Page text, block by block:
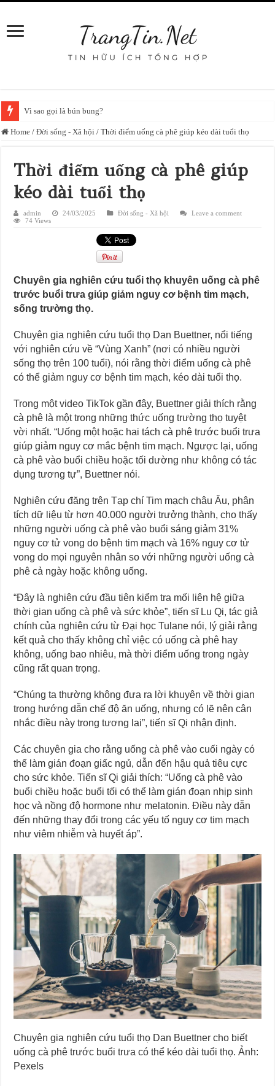
Vì sao gọi là bún bung?
Home / Đời sống - Xã hội / Thời điểm uống cà phê giúp kéo dài tuổi thọ
Thời điểm uống cà phê giúp
kéo dài tuổi thọ
admin 24/03/2025 Đời sống - Xã hội
Leave a comment
74 Views
Chuyên gia nghiên cứu tuổi thọ khuyên uống cà phê
trước buổi trưa giúp giảm nguy cơ bệnh tim mạch,
sống trường thọ.
Chuyên gia nghiên cứu tuổi thọ Dan Buettner, nổi tiếng
với nghiên cứu về “Vùng Xanh” (nơi có nhiều người
sống thọ trên 100 tuổi), nói rằng thời điểm uống cà phê
có thể giảm nguy cơ bệnh tim mạch, kéo dài tuổi thọ.
Trong một video TikTok gần đây, Buettner giải thích rằng
cà phê là một trong những thức uống trường thọ tuyệt
vời nhất. “Uống một hoặc hai tách cà phê trước buổi trưa
giúp giảm nguy cơ mắc bệnh tim mạch. Ngược lại, uống
cà phê vào buổi chiều hoặc tối dường như không có tác
dụng tương tự”, Buettner nói.
Nghiên cứu đăng trên Tạp chí Tim mạch châu Âu, phân
tích dữ liệu từ hơn 40.000 người trưởng thành, cho thấy
những người uống cà phê vào buổi sáng giảm 31%
nguy cơ tử vong do bệnh tim mạch và 16% nguy cơ tử
vong do mọi nguyên nhân so với những người uống cà
phê cả ngày hoặc không uống.
“Đây là nghiên cứu đầu tiên kiểm tra mối liên hệ giữa
thời gian uống cà phê và sức khỏe”, tiến sĩ Lu Qi, tác giả
chính của nghiên cứu từ Đại học Tulane nói, lý giải rằng
kết quả cho thấy không chỉ việc có uống cà phê hay
không, uống bao nhiêu, mà thời điểm uống trong ngày
cũng rất quan trọng.
“Chúng ta thường không đưa ra lời khuyên về thời gian
trong hướng dẫn chế độ ăn uống, nhưng có lẽ nên cân
nhắc điều này trong tương lai”, tiến sĩ Qi nhận định.
Các chuyên gia cho rằng uống cà phê vào cuối ngày có
thể làm gián đoạn giấc ngủ, dẫn đến hậu quả tiêu cực
cho sức khỏe. Tiến sĩ Qi giải thích: “Uống cà phê vào
buổi chiều hoặc buổi tối có thể làm gián đoạn nhịp sinh
học và nồng độ hormone như melatonin. Điều này dẫn
đến những thay đổi trong các yếu tố nguy cơ tim mạch
như viêm nhiễm và huyết áp”.
Chuyên gia nghiên cứu tuổi thọ Dan Buettner cho biết
uống cà phê trước buổi trưa có thể kéo dài tuổi thọ. Ảnh:
Pexels